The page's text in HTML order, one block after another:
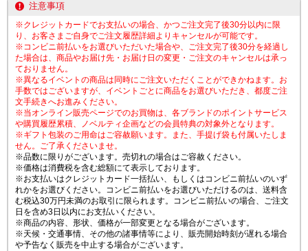
注意事項
※クレジットカードでお支払いの場合、かつご注文完了後30分以内に限
り、お客さまご自身でご注文履歴詳細よりキャンセルが可能です。
※コンビニ前払いをお選びいただいた場合や、ご注文完了後30分を経過し
た場合は、商品やお届け先・お届け日の変更・ご注文のキャンセルは承っ
ておりません。
※異なるイベントの商品は同時にご注文いただくことができかねます。お
手数ではございますが、イベントごとに商品をお選びいただき、都度ご注
文手続きへお進みください。
※当オンライン販売ページでのお買物は、各ブランドのポイントサービス
や購買履歴累積、ノベルティ企画などの会員特典の対象外となります。
※ギフト包装のご用命はご容赦願います。また、手提げ袋も付属いたしま
せん。ご了承くださいませ。
※品数に限りがございます。売切れの場合はご容赦ください。
※価格は消費税を含む総額にて表示しております。
※お支払いはクレジットカード一括払い、もしくはコンビニ前払いのいず
れかをお選びください。コンビニ前払いをお選びいただけるのは、送料含
む税込30万円未満のお取引に限られます。コンビニ前払いの場合、ご注文
日を含め3日以内にお支払いください。
※商品の内容、形状、価格が一部変更となる場合がございます。
※天候・交通事情、その他の諸事情等により、販売開始時刻が遅れる場合
や予告なく販売を中止する場合がございます。